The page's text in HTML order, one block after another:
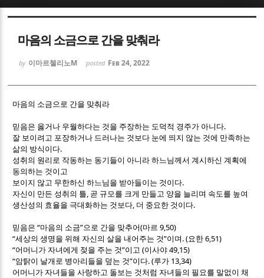
마음의 소금으로 간을 맞춰라
by 이마르첼리노M posted Feb 24, 2022
마음의 소금으로 간을 맞춰라
믿음은 옳거나 우월하다는 것을 주장하는 도덕적 경주가 아니다.
잘 보이려고 포장하거나 드러나는 것보다 눈에 띄지 않는 것에 만족하는
삶의 방식이다.
성취의 원리로 작동하는 동기들이 아니라 하느님께서 계시하신 계획에
동의하는 것이고
보이지 않고 무한하신 하느님을 받아들이는 것이다.
자신이 만든 성취의 틀, 곧 규모를 크게 만들고 양을 늘리며 속도를 높여
생산성의 효율을 극대화하는 것보다, 더 중요한 것이다.
믿음은“마음의 소금”으로 간을 맞추어(마르9,50)
“세상의 생명을 위해 자신의 살을 내어주는 것”이며 . (요한6,51)
“어머니가 자녀에게 젖을 주는 것”이고(이사야49,15)
“암탉이 날개로 병아리들을 덮는 것”이다. (루가 13,34)
어머니가 자녀들을 사랑하고 돌보는 것처럼 자녀들의 필요를 말없이 채
Sketchbook5, 스케치북5
Sketchbook5, 스케치북5
Sketchbook5, 스케치북5
Sketchbook5, 스케치북5